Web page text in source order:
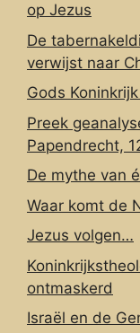
op Jezus
De
verwijst naar
Gods
Preek
Papendrecht,
De mythe van
Waar komt de
Jezus volgen…
ontmaskerd
Israël en de